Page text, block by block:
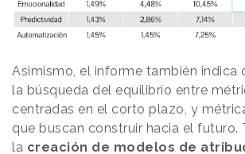
Asimismo, el informe también indica
la búsqueda del equilibrio entre
centradas en el corto plazo, y
que buscan construir hacia el futuro.
la creación de modelos de